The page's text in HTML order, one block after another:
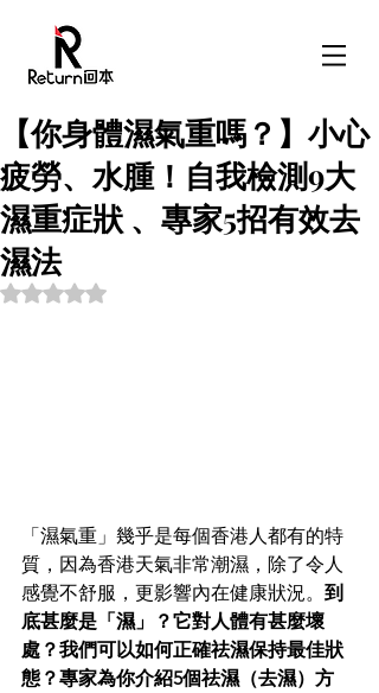
【你身體濕氣重嗎？】小心
疲勞、水腫！自我檢測9大
濕重症狀 、專家5招有效去
濕法
Rated NaN out of 5 stars.
「濕氣重」幾乎是每個香港人都有的特
質，因為香港天氣非常潮濕，除了令人
感覺不舒服，更影響內在健康狀況。 到
底甚麼是「濕」？它對人體有甚麼壞
處？我們可以如何正確祛濕保持最佳狀
態？專家為你介紹5個祛濕（去濕）方